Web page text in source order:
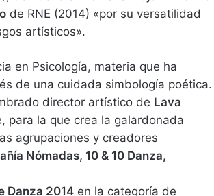
de RNE (2014) «por su versatilidad
artísticos».
en Psicología, materia que ha
de una cuidada simbología poética.
director artístico de Lava
para la que crea la galardonada
agrupaciones y creadores
Nómadas, 10 & 10 Danza,
Danza 2014 en la categoría de